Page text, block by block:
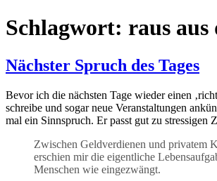
Schlagwort: raus
Nächster Spruch des Tages
Bevor ich die nächsten Tage wieder einen
schreibe und sogar neue Veranstaltungen
mal ein Sinnspruch. Er passt gut zu stressigen
Zwischen Geldverdienen und privatem
erschien mir die eigentliche
Menschen wie eingezwängt.